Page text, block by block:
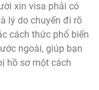
xin visa phải có
lý do chuyến đi rõ
cách thức phổ biến
ngoài, giúp bạn
hồ sơ một cách